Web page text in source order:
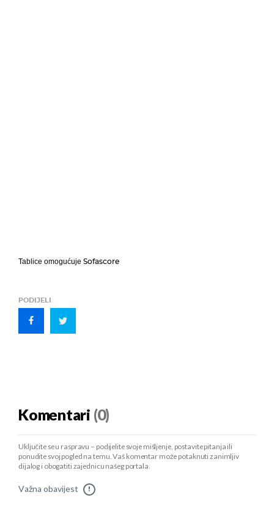
Tablice omogućuje Sofascore
PODIJELI
Komentari (0)
Uključite se u raspravu – podijelite svoje mišljenje, postavite pitanja ili
ponudite svoj pogled na temu. Vaš komentar može potaknuti zanimljiv
dijalog i obogatiti zajednicu našeg portala.
Važna obavijest !